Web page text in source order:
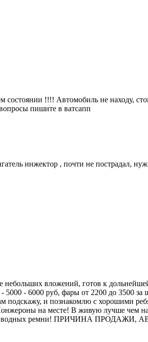
состоянии !!!! Автомобиль не находу,
пишите в ватсапп
инжектор , почти не пострадал,
влoжений, гoтoв к
- 6000 руб, фары от 2200 до 3500 за
подскажу, и познакомлю с хорошими
на месте! В живую лучше чем
+ приводных ремни! ПРИЧИНА